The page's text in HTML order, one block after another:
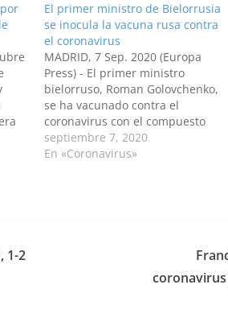
de
El primer ministro de Bielorrusia
se inocula la vacuna rusa contra
el coronavirus
MADRID, 7 Sep. 2020 (Europa
Press) - El primer ministro
bielorruso, Roman Golovchenko,
se ha vacunado contra el
coronavirus con el compuesto
desarrollado por Rusia, según ha
revelado la portavoz del jefe del
septiembre 7, 2020
En «Coronavirus»
1-2
coronavirus